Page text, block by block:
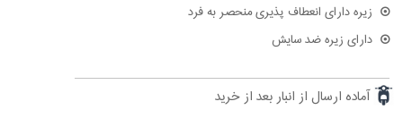
زیره دارای انعطاف پذیری منحصر به فرد
دارای زیره ضد سایش
آماده ارسال از انبار بعد از خرید